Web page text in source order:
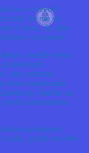
o rozvod
zistil, že nie sú
k tomu, že obe
rozviedol.
keďže tento
aby odobral
tento nadobudol
Keďže sa
podľa obvodného
predpismi.
súdu, podľa ktorého